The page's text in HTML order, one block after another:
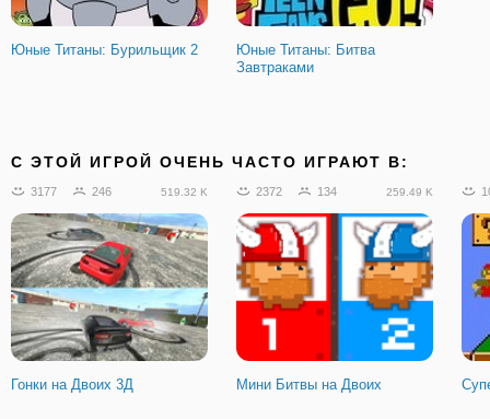
Юные Титаны: Бурильщик 2
Юные Титаны: Битва
Завтраками
C ЭТОЙ ИГРОЙ ОЧЕНЬ ЧАСТО ИГРАЮТ В:
3177 246 519.32 K
Гонки на Двоих 3Д
2372 134 259.49 K
Мини Битвы на Двоих